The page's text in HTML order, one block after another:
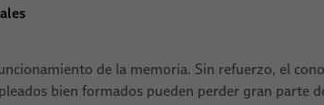
de la memoria. Sin refuerzo, el
bien formados pueden perder gran parte